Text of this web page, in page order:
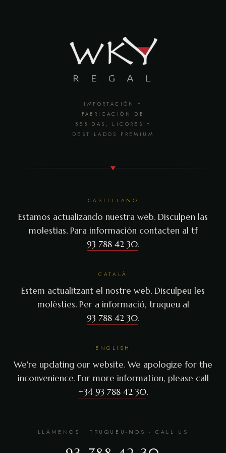
IMPORTACIÓN Y
FABRICACIÓN DE
BEBIDAS, LICORES Y
DESTILADOS PREMIUM
CASTELLANO
Estamos actualizando nuestra web. Disculpen las
molestias. Para información contacten al tf
93 788 42 30.
CATALÀ
Estem actualitzant el nostre web. Disculpeu les
molèsties. Per a informació, truqueu al
93 788 42 30.
ENGLISH
We're updating our website. We apologize for the
inconvenience. For more information, please call
+34 93 788 42 30.
LLÁMENOS · TRUQUEU-NOS · CALL US